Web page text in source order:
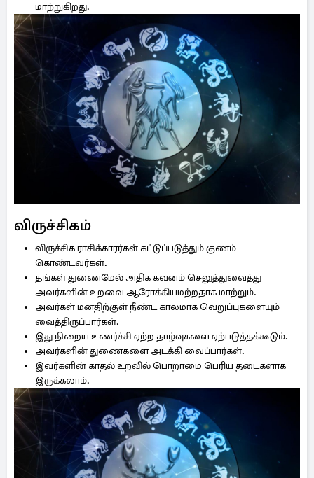
மாற்றுகிறது.
விருச்சிகம்
விருச்சிக ராசிக்காரர்கள் கட்டுப்படுத்தும் குணம்
கொண்டவர்கள்.
தங்கள் துணைமேல் அதிக கவனம் செலுத்துவைத்து
அவர்களின் உறவை ஆரோக்கியமற்றதாக மாற்றும்.
அவர்கள் மனதிற்குள் நீண்ட காலமாக வெறுப்புகளையும்
வைத்திருப்பார்கள்.
இது நிறைய உணர்ச்சி ஏற்ற தாழ்வுகளை ஏற்படுத்தக்கூடும்.
அவர்களின் துணைகளை அடக்கி வைப்பார்கள்.
இவர்களின் காதல் உறவில் பொறாமை பெரிய தடைகளாக
இருக்கலாம்.